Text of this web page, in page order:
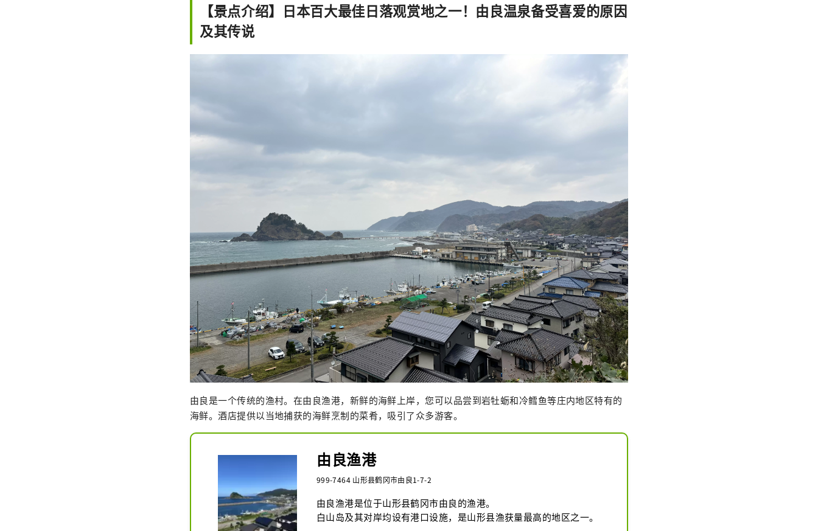
【景点介绍】日本百大最佳日落观赏地之一！由良温泉备受喜爱的原因
及其传说
由良是一个传统的渔村。在由良渔港，新鲜的海鲜上岸，您可以品尝到岩牡蛎和冷鳕鱼等庄内地区特有的
海鲜。酒店提供以当地捕获的海鲜烹制的菜肴，吸引了众多游客。
由良渔港
999-7464 山形县鹤冈市由良1-7-2
由良渔港是位于山形县鹤冈市由良的渔港。
白山岛及其对岸均设有港口设施，是山形县渔获量最高的地区之一。